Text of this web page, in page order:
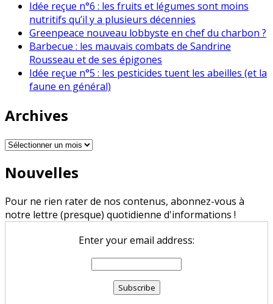
Idée reçue n°6 : les fruits et légumes sont moins
nutritifs qu’il y a plusieurs décennies
Greenpeace nouveau lobbyste en chef du charbon ?
Barbecue : les mauvais combats de Sandrine
Rousseau et de ses épigones
Idée reçue n°5 : les pesticides tuent les abeilles (et la
faune en général)
Archives
Archives
Nouvelles
Pour ne rien rater de nos contenus, abonnez-vous à
notre lettre (presque) quotidienne d'informations !
Enter your email address: